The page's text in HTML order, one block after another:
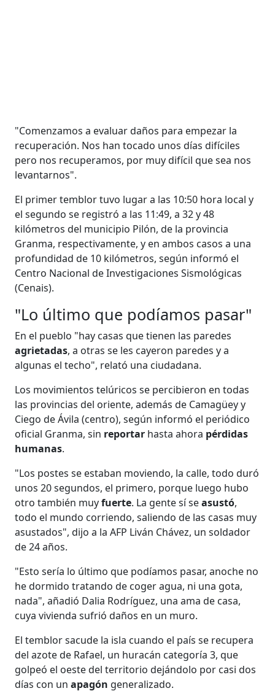
"Comenzamos a evaluar daños para empezar la
recuperación. Nos han tocado unos días difíciles
pero nos recuperamos, por muy difícil que sea nos
levantarnos".
El primer temblor tuvo lugar a las 10:50 hora local y
el segundo se registró a las 11:49, a 32 y 48
kilómetros del municipio Pilón, de la provincia
Granma, respectivamente, y en ambos casos a una
profundidad de 10 kilómetros, según informó el
Centro Nacional de Investigaciones Sismológicas
(Cenais).
"Lo último que podíamos pasar"
En el pueblo "hay casas que tienen las paredes
agrietadas, a otras se les cayeron paredes y a
algunas el techo", relató una ciudadana.
Los movimientos telúricos se percibieron en todas
las provincias del oriente, además de Camagüey y
Ciego de Ávila (centro), según informó el periódico
oficial Granma, sin reportar hasta ahora pérdidas
humanas.
"Los postes se estaban moviendo, la calle, todo duró
unos 20 segundos, el primero, porque luego hubo
otro también muyfuerte. La gente sí seasustó,
todo el mundo corriendo, saliendo de las casas muy
asustados", dijo a la AFP Liván Chávez, un soldador
de 24 años.
"Esto sería lo último que podíamos pasar, anoche no
he dormido tratando de coger agua, ni una gota,
nada", añadió Dalia Rodríguez, una ama de casa,
cuya vivienda sufrió daños en un muro.
El temblor sacude la isla cuando el país se recupera
del azote de Rafael, un huracán categoría 3, que
golpeó el oeste del territorio dejándolo por casi dos
días con unapagón generalizado.